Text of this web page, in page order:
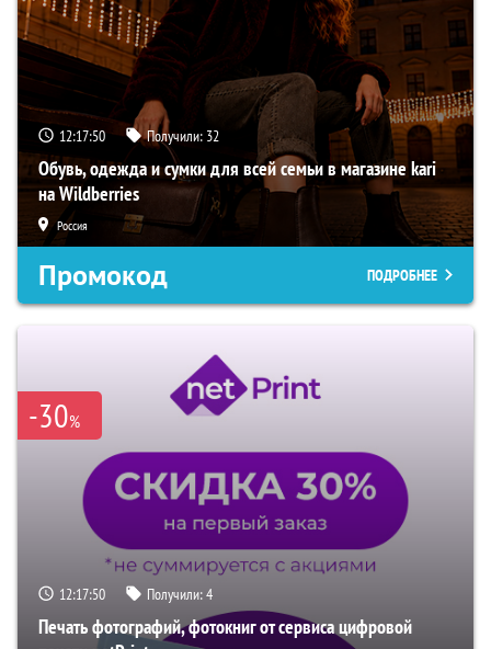
12:17:49 Получили: 32
Обувь, одежда и сумки для всей семьи в магазине kari
на Wildberries
Россия
Промокод ПОДРОБНЕЕ
-30%
12:17:49 Получили:4
Печать фотографий, фотокниг от сервиса цифровой